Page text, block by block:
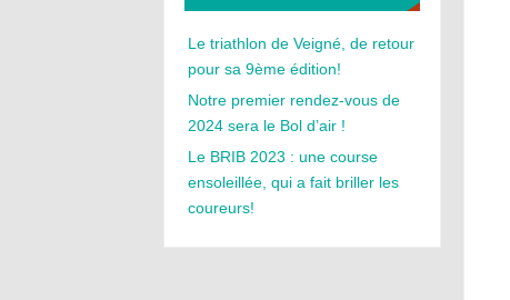
Le triathlon de Veigné, de retour
pour sa 9ème édition!
Notre premier rendez-vous de
2024 sera le Bol d’air !
Le BRIB 2023 : une course
ensoleillée, qui a fait briller les
coureurs!